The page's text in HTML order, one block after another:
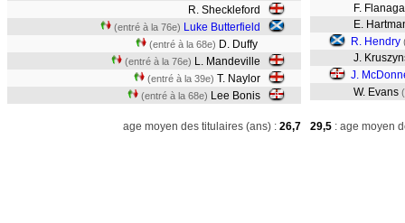
R. Sheckleford
(entré à la 76e) Luke Butterfield
(entré à la 68e) D. Duffy
(entré à la 76e) L. Mandeville
(entré à la 39e) T. Naylor
(entré à la 68e) Lee Bonis
F.
E.
R. Hendry
J.
J.
W. Evans
age moyen des titulaires (ans) : 26,7 29,5 : age moyen